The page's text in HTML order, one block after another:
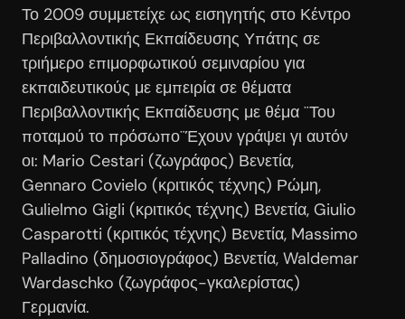
Το 2009 συμμετείχε ως εισηγητής στο Κέντρο
Περιβαλλοντικής Εκπαίδευσης Υπάτης σε
τριήμερο επιμορφωτικού σεμιναρίου για
εκπαιδευτικούς με εμπειρία σε θέματα
Περιβαλλοντικής Εκπαίδευσης με θέμα ¨Του
ποταμού το πρόσωπο¨Έχουν γράψει γι αυτόν
οι: Mario Cestari (ζωγράφος) Βενετία,
Gennaro Covielo (κριτικός τέχνης) Ρώμη,
Gulielmo Gigli (κριτικός τέχνης) Βενετία, Giulio
Casparotti (κριτικός τέχνης) Βενετία, Massimo
Palladino (δημοσιογράφος) Βενετία, Waldemar
Wardaschko (ζωγράφος-γκαλερίστας)
Γερμανία.